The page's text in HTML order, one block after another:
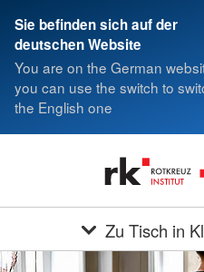
Sie befinden sich auf der
deutschen Website
You are on the German
you can use the switch to
the English one
Zu Tisch in